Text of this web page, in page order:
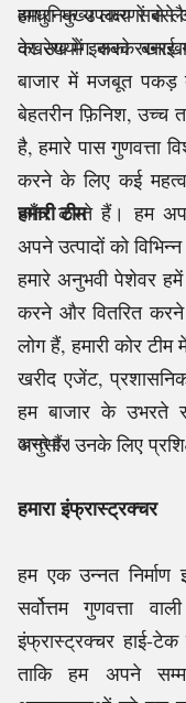
आधुनिक उपकरणों से
देखरेख मेंइसका
हमारा मुख्य लक्ष्य सबसे
का उपयोग करके
बाजार में मजबूत पकड़
बेहतरीन फ़िनिश, उच्च
है, हमारे पास गुणवत्ता
करने के लिए कई
जाँच करते हैं। हम
अपने उत्पादों को
हमारी टीम
हमारे अनुभवी पेशेवर हमें
करने और वितरित करने
लोग हैं, हमारी कोर
खरीद एजेंट,
हम बाजार के उभरते
अनुसार उनके लिए
करते हैं।
हमाराइंफ्रास्ट्रक्चर
हम एक उन्नत निर्माण
सर्वोत्तम गुणवत्ता
इंफ्रास्ट्रक्चर हाई-
ताकि हम अपने